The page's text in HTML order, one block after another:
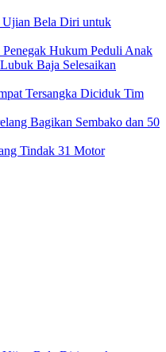
Ujian Bela Diri untuk
Penegak Hukum Peduli Anak
Baja Selesaikan
Tersangka Diciduk Tim
Bagikan Sembako dan 50
Tindak 31 Motor